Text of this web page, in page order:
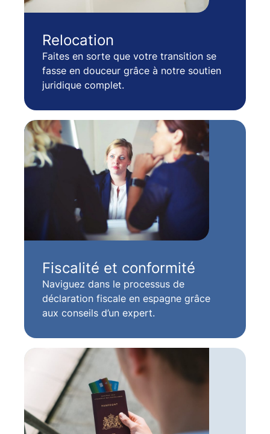
Relocation
Faites en sorte que votre transition se
fasse en douceur grâce à notre soutien
juridique complet.
Fiscalité et conformité
Naviguez dans le processus de
déclaration fiscale en espagne grâce
aux conseils d’un expert.